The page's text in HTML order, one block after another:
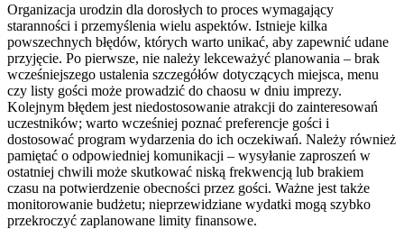
Organizacja urodzin dla dorosłych to proces wymagający
staranności i przemyślenia wielu aspektów. Istnieje kilka
powszechnych błędów, których warto unikać, aby zapewnić udane
przyjęcie. Po pierwsze, nie należy lekceważyć planowania – brak
wcześniejszego ustalenia szczegółów dotyczących miejsca, menu
czy listy gości może prowadzić do chaosu w dniu imprezy.
Kolejnym błędem jest niedostosowanie atrakcji do zainteresowań
uczestników; warto wcześniej poznać preferencje gości i
dostosować program wydarzenia do ich oczekiwań. Należy również
pamiętać o odpowiedniej komunikacji – wysyłanie zaproszeń w
ostatniej chwili może skutkować niską frekwencją lub brakiem
czasu na potwierdzenie obecności przez gości. Ważne jest także
monitorowanie budżetu; nieprzewidziane wydatki mogą szybko
przekroczyć zaplanowane limity finansowe.